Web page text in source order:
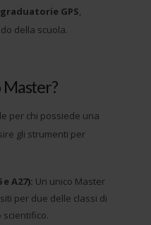
GPS,
della scuola.
Master?
per chi possiede una
gli strumenti per
A27): Un unico Master
per due delle classi di
scientifico.